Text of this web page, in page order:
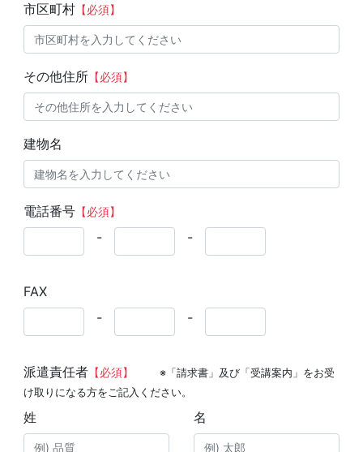
市区町村【必須】
その他住所【必須】
建物名
電話番号【必須】
- -
FAX
-
-
派遣責任者【必須】
※「請求書」及び「受講案内」をお受
け取りになる方をご記入ください。
姓 名